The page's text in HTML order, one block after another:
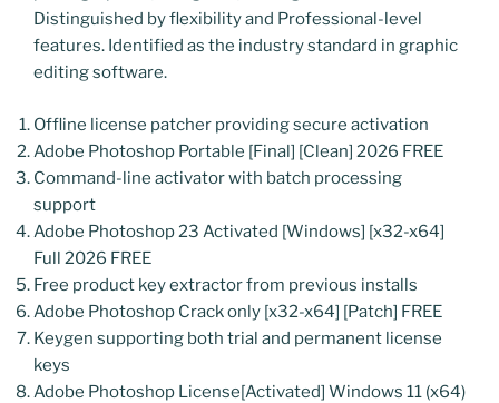
Distinguished by flexibility and Professional-level
features. Identified as the industry standard in graphic
editing software.
Offline license patcher providing secure activation
Adobe Photoshop Portable [Final] [Clean] 2026 FREE
Command-line activator with batch processing
support
Adobe Photoshop 23 Activated [Windows] [x32-x64]
Full 2026 FREE
Free product key extractor from previous installs
Adobe Photoshop Crack only [x32-x64] [Patch] FREE
Keygen supporting both trial and permanent license
keys
Adobe Photoshop License[Activated] Windows 11 (x64)